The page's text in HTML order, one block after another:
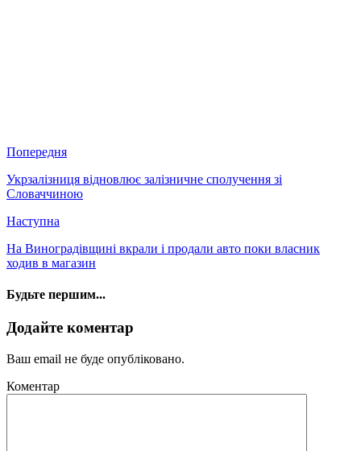
Попередня
Укрзалізниця відновлює залізничне сполучення зі
Словаччиною
Наступна
На Виноградівщині вкрали і продали авто поки власник
ходив в магазин
Будьте першим...
Додайте коментар
Ваш email не буде опубліковано.
Коментар